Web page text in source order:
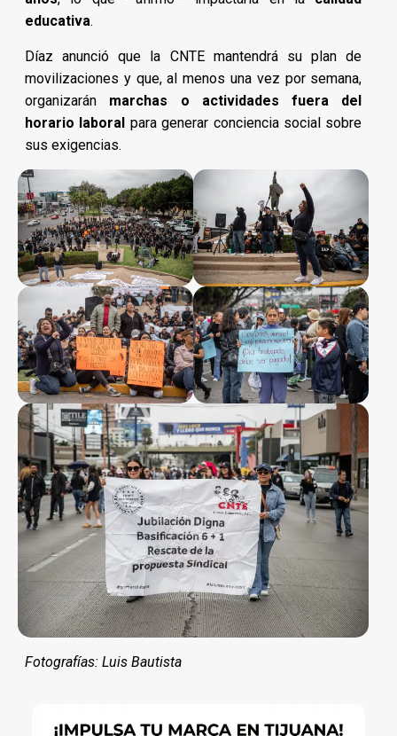
educativa.
Díaz anunció que la CNTE mantendrá su plan de
movilizaciones y que, al menos una vez por semana,
organizarán marchas o actividades fuera del
horario laboral para generar conciencia social sobre
sus exigencias.
Fotografías: Luis Bautista